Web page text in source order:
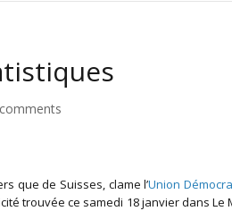
que de Suisses, clame l’Union
trouvée ce samedi 18 janvier dans Le